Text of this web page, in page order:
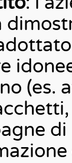
(es.
di